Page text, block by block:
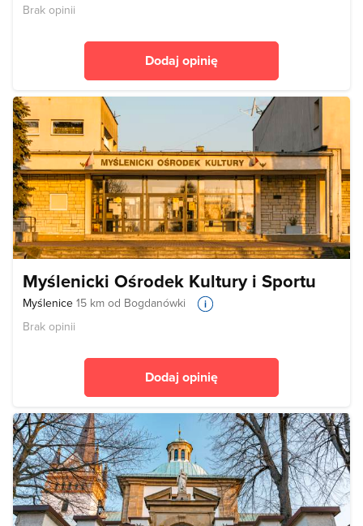
Brak opinii
Dodaj opinię
Myślenicki Ośrodek Kultury i Sportu
Myślenice 15 km od Bogdanówki
Brak opinii
Dodaj opinię